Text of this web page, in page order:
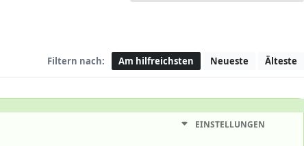
Filtern nach: Am hilfreichsten Neueste Älteste
EINSTELLUNGEN